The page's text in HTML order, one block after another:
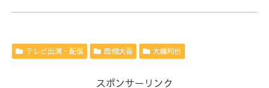
テレビ出演・配信 西畑大吾 大橋和也
スポンサーリンク